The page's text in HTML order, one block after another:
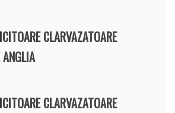
CLARVAZATOARE
CLARVAZATOARE